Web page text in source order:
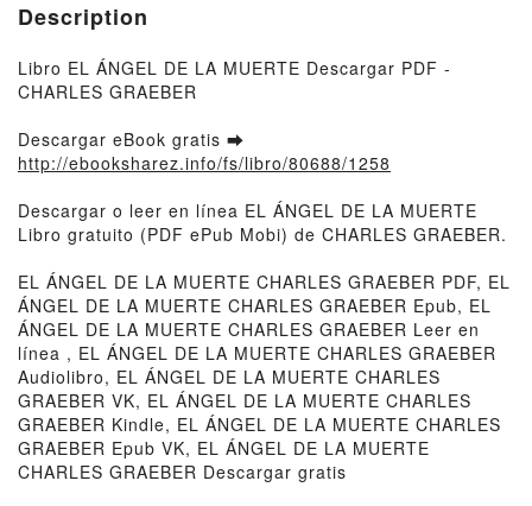
Description
Libro EL ÁNGEL DE LA MUERTE Descargar PDF -
CHARLES GRAEBER
Descargar eBook gratis ➡
http://ebooksharez.info/fs/libro/80688/1258
Descargar o leer en línea EL ÁNGEL DE LA MUERTE
Libro gratuito (PDF ePub Mobi) de CHARLES GRAEBER.
EL ÁNGEL DE LA MUERTE CHARLES GRAEBER PDF, EL
ÁNGEL DE LA MUERTE CHARLES GRAEBER Epub, EL
ÁNGEL DE LA MUERTE CHARLES GRAEBER Leer en
línea , EL ÁNGEL DE LA MUERTE CHARLES GRAEBER
Audiolibro, EL ÁNGEL DE LA MUERTE CHARLES
GRAEBER VK, EL ÁNGEL DE LA MUERTE CHARLES
GRAEBER Kindle, EL ÁNGEL DE LA MUERTE CHARLES
GRAEBER Epub VK, EL ÁNGEL DE LA MUERTE
CHARLES GRAEBER Descargar gratis